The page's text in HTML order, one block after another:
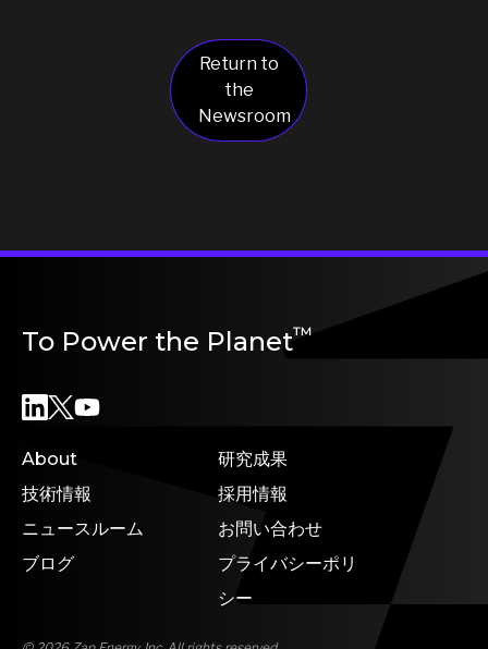
Return to
the
Newsroom
To Power the Planet™
About
技術情報
ニュースルーム
ブログ
研究成果
採用情報
お問い合わせ
プライバシーポリ
シー